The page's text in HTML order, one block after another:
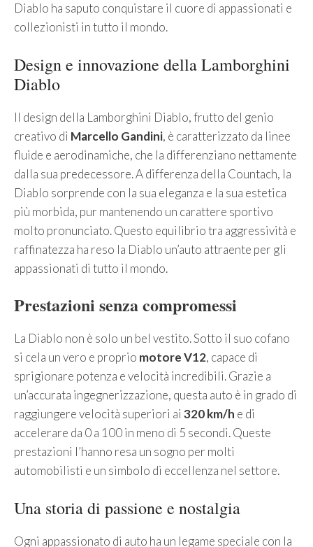
Diablo ha saputo conquistare il cuore di appassionati e
collezionisti in tutto il mondo.
Design e innovazione della Lamborghini
Diablo
Il design della Lamborghini Diablo, frutto del genio
creativo di Marcello Gandini, è caratterizzato da linee
fluide e aerodinamiche, che la differenziano nettamente
dalla sua predecessore. A differenza della Countach, la
Diablo sorprende con la sua eleganza e la sua estetica
più morbida, pur mantenendo un carattere sportivo
molto pronunciato. Questo equilibrio tra aggressività e
raffinatezza ha reso la Diablo un’auto attraente per gli
appassionati di tutto il mondo.
Prestazioni senza compromessi
La Diablo non è solo un bel vestito. Sotto il suo cofano
si cela un vero e proprio motore V12, capace di
sprigionare potenza e velocità incredibili. Grazie a
un’accurata ingegnerizzazione, questa auto è in grado di
raggiungere velocità superiori ai 320 km/h e di
accelerare da 0 a 100 in meno di 5 secondi. Queste
prestazioni l’hanno resa un sogno per molti
automobilisti e un simbolo di eccellenza nel settore.
Una storia di passione e nostalgia
Ogni appassionato di auto ha un legame speciale con la